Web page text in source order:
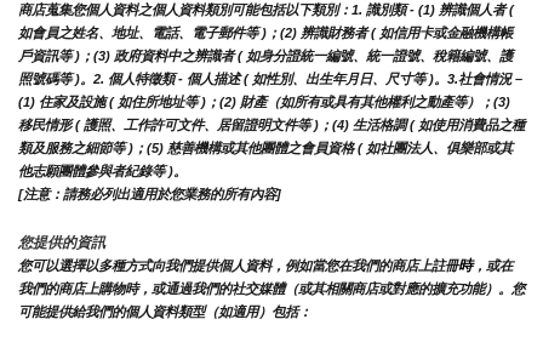
商店蒐集您個人資料之個人資料類別可能包括以下類別：1. 識別類 - (1) 辨識個人者 (
如會員之姓名、地址、電話、電子郵件等 )；(2) 辨識財務者 ( 如信用卡或金融機構帳
戶資訊等 )；(3) 政府資料中之辨識者 ( 如身分證統一編號、統一證號、稅籍編號、護
照號碼等 )。2. 個人特徵類 - 個人描述 ( 如性別、出生年月日、尺寸等 )。3.社會情況 –
(1) 住家及設施 ( 如住所地址等 )；(2) 財產（如所有或具有其他權利之動產等）；(3)
移民情形 ( 護照、工作許可文件、居留證明文件等 )；(4) 生活格調 ( 如使用消費品之種
類及服務之細節等 )；(5) 慈善機構或其他團體之會員資格 ( 如社團法人、俱樂部或其
他志願團體參與者紀錄等 )。
[注意：請務必列出適用於您業務的所有內容]
您提供的資訊
您可以選擇以多種方式向我們提供個人資料，例如當您在我們的商店上註冊時，或在
我們的商店上購物時，或通過我們的社交媒體（或其相關商店或對應的擴充功能）。您
可能提供給我們的個人資料類型（如適用）包括：